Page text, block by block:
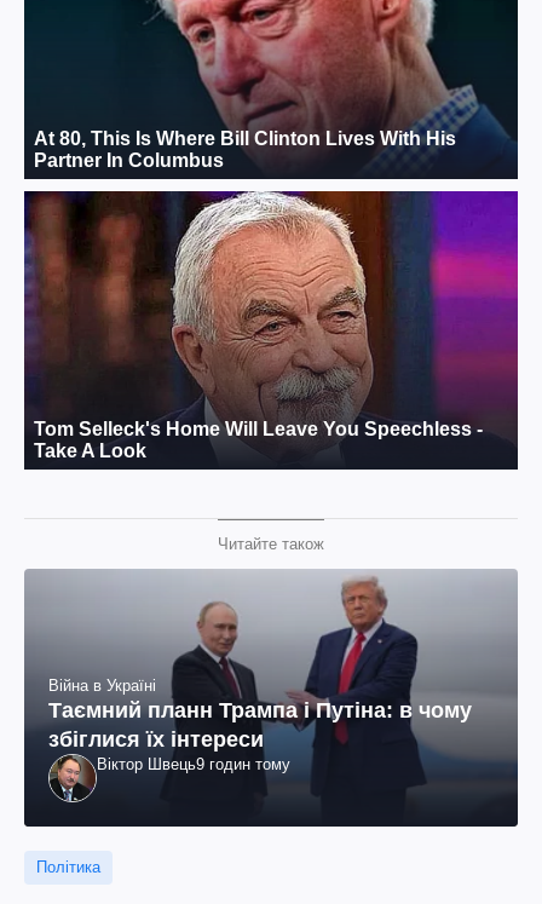
Читайте також
Війна в Україні
Таємний планн Трампа і Путіна: в чому
збіглися їх інтереси
Віктор Швець9 годин тому
Політика